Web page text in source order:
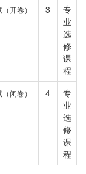
开卷） 3
专
业
选
修
课
程
闭卷） 4
专
业
选
修
课
程